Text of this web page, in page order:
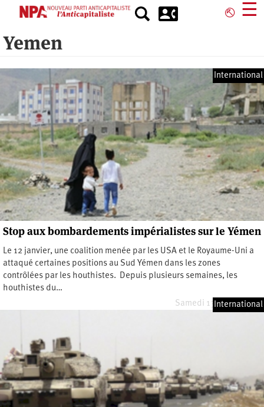
principal
⎋ ☰
Yemen
International
Stop aux bombardements impérialistes sur le Yémen
Le 12 janvier, une coalition menée par les USA et le Royaume-Uni a
attaqué certaines positions au Sud Yémen dans les zones
contrôlées par les houthistes. Depuis plusieurs semaines, les
houthistes du…
Samedi 13 janvier 2024
International